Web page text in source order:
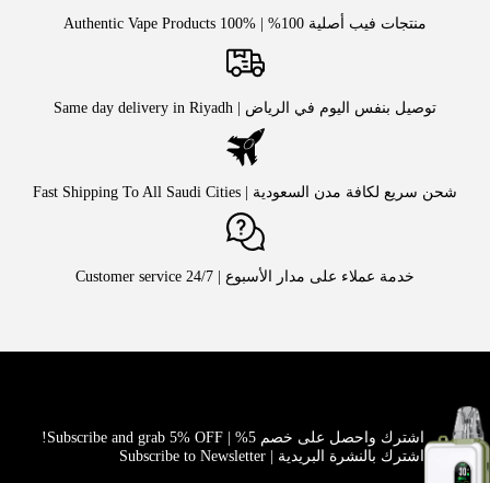
منتجات فيب أصلية 100% | Authentic Vape Products 100%
توصيل بنفس اليوم في الرياض | Same day delivery in Riyadh
شحن سريع لكافة مدن السعودية | Fast Shipping To All Saudi Cities
خدمة عملاء على مدار الأسبوع | Customer service 24/7
اشترك واحصل على خصم 5% | Subscribe and grab 5% OFF!
اشترك بالنشرة البريدية | Subscribe to Newsletter